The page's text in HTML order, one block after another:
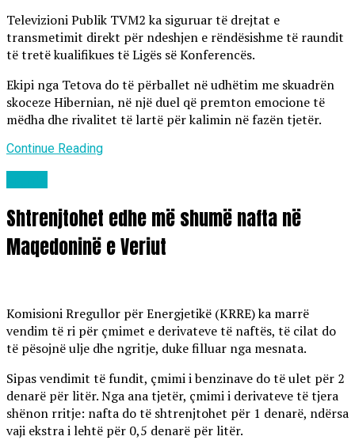
Televizioni Publik TVM2 ka siguruar të drejtat e
transmetimit direkt për ndeshjen e rëndësishme të raundit
të tretë kualifikues të Ligës së Konferencës.
Ekipi nga Tetova do të përballet në udhëtim me skuadrën
skoceze Hibernian, në një duel që premton emocione të
mëdha dhe rivalitet të lartë për kalimin në fazën tjetër.
Continue Reading
Shtrenjtohet edhe më shumë nafta në
Maqedoninë e Veriut
Komisioni Rregullor për Energjetikë (KRRE) ka marrë
vendim të ri për çmimet e derivateve të naftës, të cilat do
të pësojnë ulje dhe ngritje, duke filluar nga mesnata.
Sipas vendimit të fundit, çmimi i benzinave do të ulet për 2
denarë për litër. Nga ana tjetër, çmimi i derivateve të tjera
shënon rritje: nafta do të shtrenjtohet për 1 denarë, ndërsa
vaji ekstra i lehtë për 0,5 denarë për litër.